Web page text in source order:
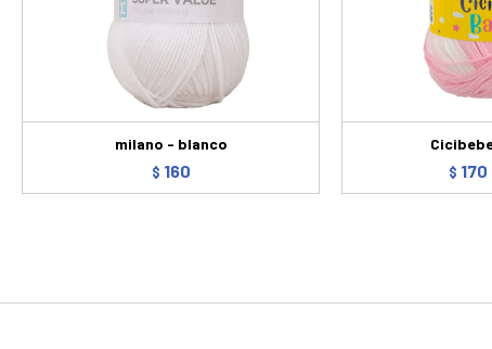
milano - blanco
$ 160 $ 170